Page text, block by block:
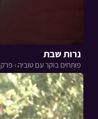
נרות שבת
פותחים בוקר עם טוביה › פרק 13